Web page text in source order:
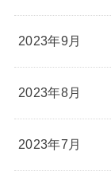
2023年9月
2023年8月
2023年7月